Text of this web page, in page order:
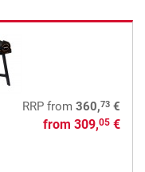
RRPfrom 360,73€
from 309,05€